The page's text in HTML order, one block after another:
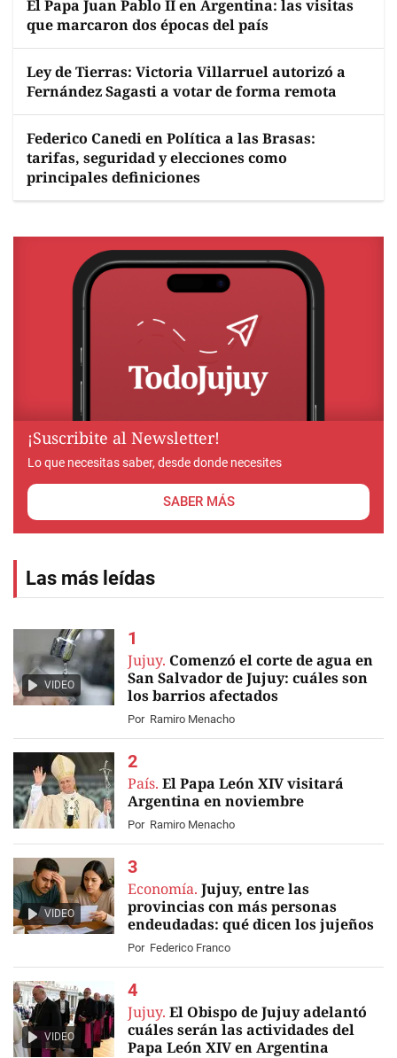
El Papa Juan Pablo II en Argentina: las visitas
que marcaron dos épocas del país
Ley de Tierras: Victoria Villarruel autorizó a
Fernández Sagasti a votar de forma remota
Federico Canedi en Política a las Brasas:
tarifas, seguridad y elecciones como
principales definiciones
¡Suscribite al Newsletter!
Lo que necesitas saber, desde donde necesites
SABER MÁS
Las más leídas
VIDEO
Jujuy. Comenzó el corte de agua en
San Salvador de Jujuy: cuáles son
los barrios afectados
Por Ramiro Menacho
País. El Papa León XIV visitará
Argentina en noviembre
Por Ramiro Menacho
VIDEO
Economía. Jujuy, entre las
provincias con más personas
endeudadas: qué dicen los jujeños
Por Federico Franco
VIDEO
Jujuy. El Obispo de Jujuy adelantó
cuáles serán las actividades del
Papa León XIV en Argentina